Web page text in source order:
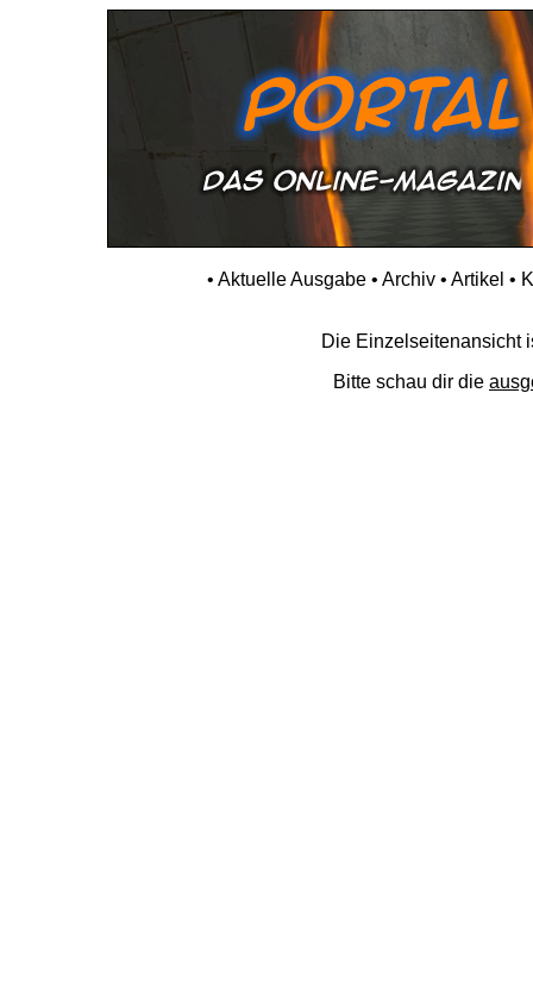
• Aktuelle Ausgabe• Archiv• Artikel •
Die Einzelseitenansicht
Bitte schau dir die